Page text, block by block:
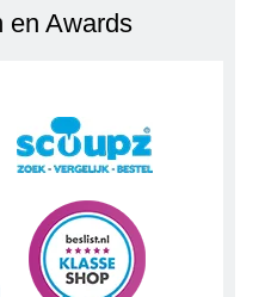
en Awards